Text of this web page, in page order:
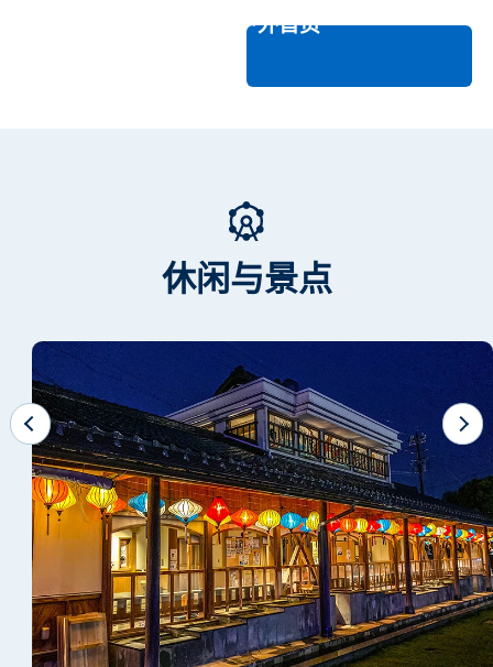
自然与户外首页
休闲与景点